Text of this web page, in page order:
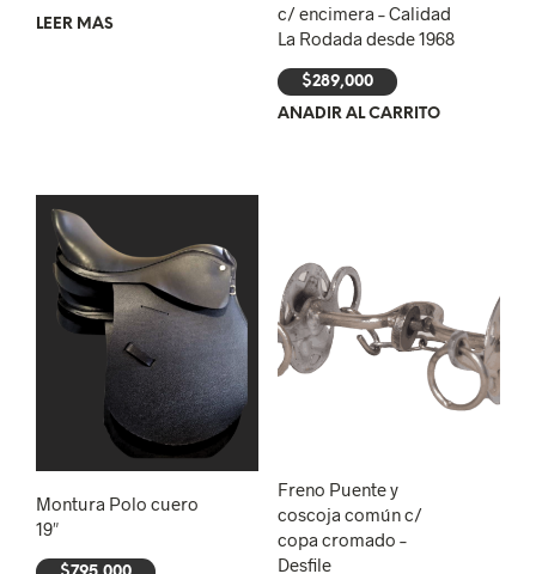
LEER MÁS
c/ encimera – Calidad
La Rodada desde 1968
$289,000
AÑADIR AL CARRITO
Montura Polo cuero
19″
Freno Puente y
coscoja común c/
copa cromado –
Desfile